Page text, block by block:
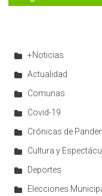
+Noticias
Actualidad
Comunas
Covid-19
Crónicas de
Cultura y
Deportes
Elecciones